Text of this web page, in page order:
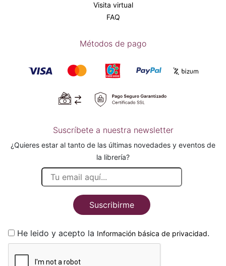
Visita virtual
FAQ
Métodos de pago
Suscríbete a nuestra newsletter
¿Quieres estar al tanto de las últimas novedades y eventos de
la librería?
Suscribirme
He leido y acepto la Información básica de privacidad.